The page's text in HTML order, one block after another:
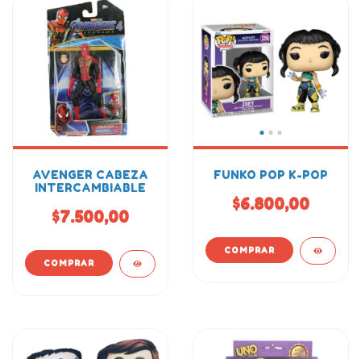
AVENGER CABEZA
INTERCAMBIABLE
$7.500,00
FUNKO POP K-POP
$6.800,00